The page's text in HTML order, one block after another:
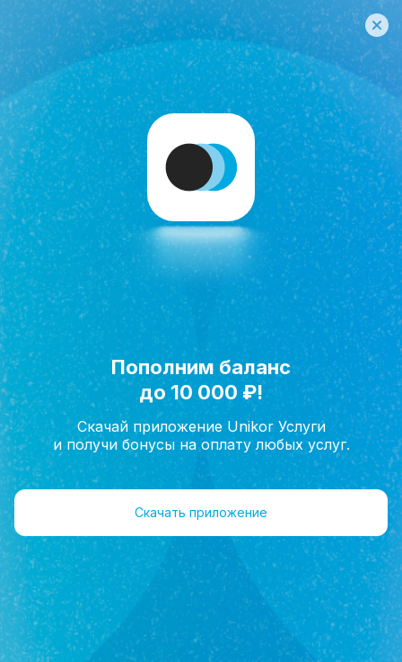
Исполнить мечту!
Главная
Юридические услуги
Я уже сам определился с квартирой для
покупки. Может ли сотрудник агентства
сопроводить сделку?
Пополним баланс
до 10 000 ₽!
Скачай приложение Unikor Услуги
и получи бонусы на оплату любых услуг.
Скачать приложение